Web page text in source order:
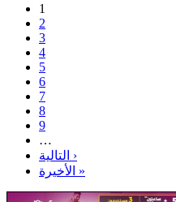
1
2
3
4
5
6
7
8
9
…
التالية ›
الأخيرة »